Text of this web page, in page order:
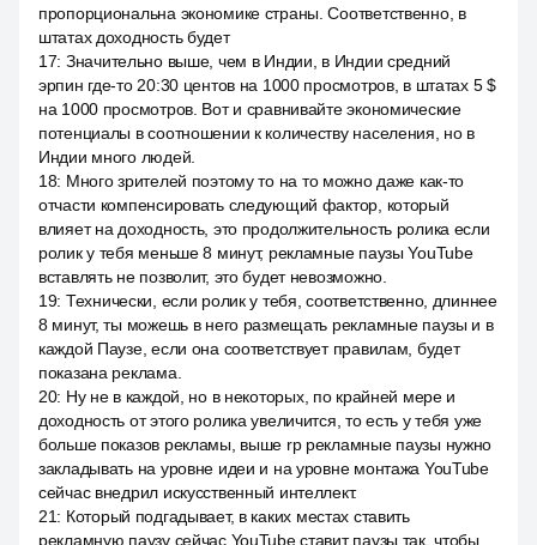
пропорциональна экономике страны. Соответственно, в
штатах доходность будет
17: Значительно выше, чем в Индии, в Индии средний
эрпин где-то 20:30 центов на 1000 просмотров, в штатах 5 $
на 1000 просмотров. Вот и сравнивайте экономические
потенциалы в соотношении к количеству населения, но в
Индии много людей.
18: Много зрителей поэтому то на то можно даже как-то
отчасти компенсировать следующий фактор, который
влияет на доходность, это продолжительность ролика если
ролик у тебя меньше 8 минут, рекламные паузы YouTube
вставлять не позволит, это будет невозможно.
19: Технически, если ролик у тебя, соответственно, длиннее
8 минут, ты можешь в него размещать рекламные паузы и в
каждой Паузе, если она соответствует правилам, будет
показана реклама.
20: Ну не в каждой, но в некоторых, по крайней мере и
доходность от этого ролика увеличится, то есть у тебя уже
больше показов рекламы, выше rp рекламные паузы нужно
закладывать на уровне идеи и на уровне монтажа YouTube
сейчас внедрил искусственный интеллект.
21: Который подгадывает, в каких местах ставить
рекламную паузу сейчас YouTube ставит паузы так, чтобы